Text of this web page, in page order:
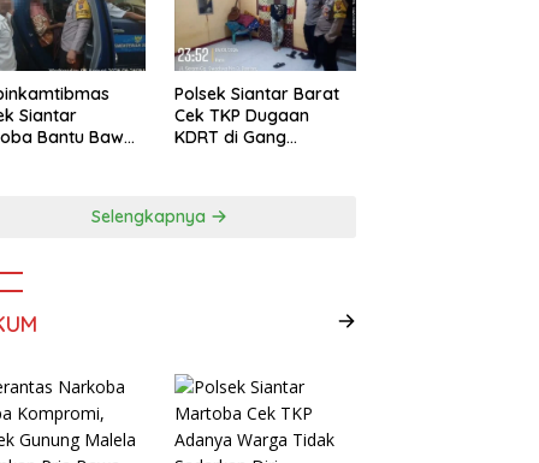
Penjelasan Resmi
Siantar
Bantu Bawa
Polsek Siantar Barat
Cek TKP Dugaan
KDRT di Gang
Selengkapnya